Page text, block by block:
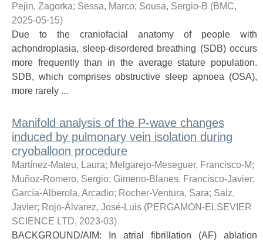
Pejin, Zagorka; Sessa, Marco; Sousa, Sergio-B (BMC,
2025-05-15)
Due to the craniofacial anatomy of people with
achondroplasia, sleep-disordered breathing (SDB) occurs
more frequently than in the average stature population.
SDB, which comprises obstructive sleep apnoea (OSA),
more rarely ...
Manifold analysis of the P-wave changes
induced by pulmonary vein isolation during
cryoballoon procedure
Martínez-Mateu, Laura; Melgarejo-Meseguer, Francisco-M;
Muñoz-Romero, Sergio; Gimeno-Blanes, Francisco-Javier;
García-Alberola, Arcadio; Rocher-Ventura, Sara; Saiz,
Javier; Rojo-Álvarez, José-Luis (PERGAMON-ELSEVIER
SCIENCE LTD, 2023-03)
BACKGROUND/AIM: In atrial fibrillation (AF) ablation